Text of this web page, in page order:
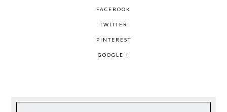
FACEBOOK
TWITTER
PINTEREST
GOOGLE +